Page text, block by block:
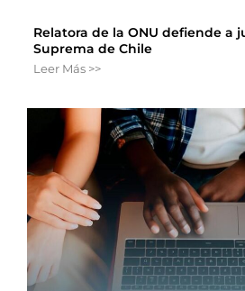
Relatora de la ONU defiende a
Suprema de Chile
Leer Más >>